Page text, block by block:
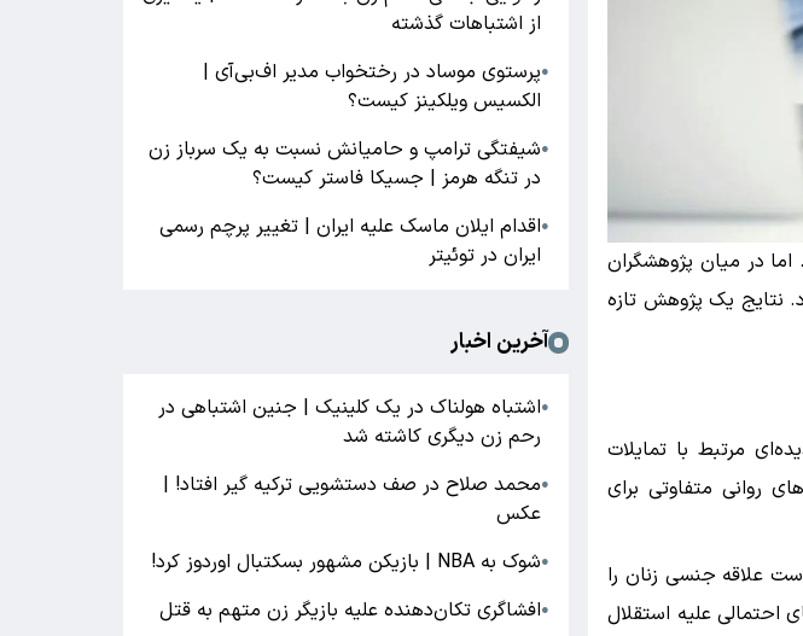
در میان پژوهشگران
نتایج یک پژوهش تازه
مرتبط با تمایلات
روانی متفاوتی برای
علاقه جنسی زنان را
علیه استقلال
از اشتباهات گذشته
●پرستوی موساد در رختخواب مدیر اف‌بی‌آی |
الکسیس ویلکینز کیست؟
●شیفتگی ترامپ و حامیانش نسبت به یک سرباز زن
در تنگه هرمز | جسیکا فاستر کیست؟
●اقدام ایلان ماسک علیه ایران | تغییر پرچم رسمی
ایران در توئیتر
آخرین اخبار
●اشتباه هولناک در یک کلینیک | جنین اشتباهی در
رحم زن دیگری کاشته شد
●محمد صلاح در صف دستشویی ترکیه گیر افتاد! |
عکس
●شوک به NBA | بازیکن مشهور بسکتبال اوردوز کرد!
●افشاگری‌ تکان‌دهنده علیه بازیگر زن متهم به قتل